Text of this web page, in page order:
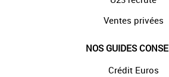
Ventes privées
NOS GUIDES
Crédit Euros